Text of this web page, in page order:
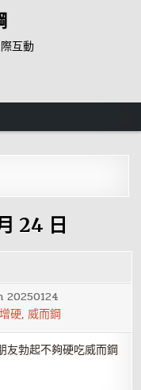
互動
24 日
20250124
增硬,威而鋼
友勃起不夠硬吃威而鋼